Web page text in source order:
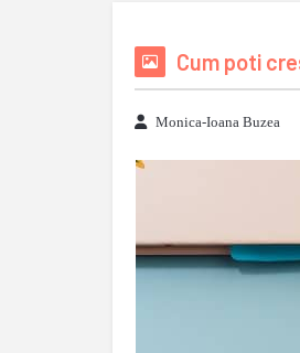
Cum poti
Monica-Ioana Buzea